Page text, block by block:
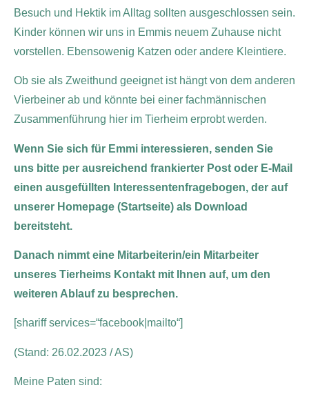
Besuch und Hektik im Alltag sollten ausgeschlossen sein.
Kinder können wir uns in Emmis neuem Zuhause nicht
vorstellen. Ebensowenig Katzen oder andere Kleintiere.
Ob sie als Zweithund geeignet ist hängt von dem anderen
Vierbeiner ab und könnte bei einer fachmännischen
Zusammenführung hier im Tierheim erprobt werden.
Wenn Sie sich für Emmi interessieren, senden Sie
uns bitte per ausreichend frankierter Post oder E-Mail
einen ausgefüllten Interessentenfragebogen, der auf
unserer Homepage (Startseite) als Download
bereitsteht.
Danach nimmt eine Mitarbeiterin/ein Mitarbeiter
unseres Tierheims Kontakt mit Ihnen auf, um den
weiteren Ablauf zu besprechen.
[shariff services=“facebook|mailto“]
(Stand: 26.02.2023 / AS)
Meine Paten sind: